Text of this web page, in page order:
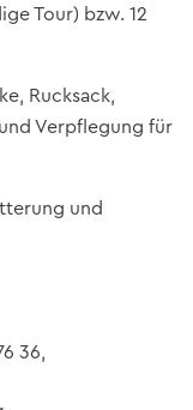
Tour) bzw. 12
Rucksack,
Verpflegung für
und
36,